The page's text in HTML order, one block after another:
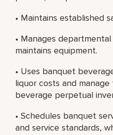
• Maintains established
• Manages
maintains equipment.
• Uses banquet
liquor costs and
beverage perpetual
• Schedules banquet
and service standards,